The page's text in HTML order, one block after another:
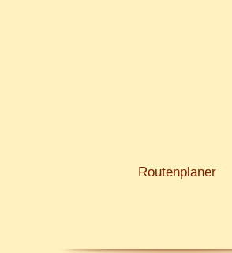
Routenplaner